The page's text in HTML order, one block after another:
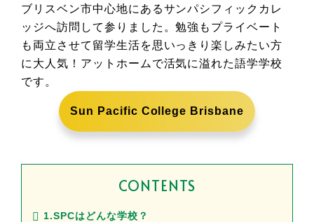
ブリスベン市中心地にあるサンパシフィックカレ
ッジへ訪問して参りました。勉強もプライベート
も両立させて留学生活を思いっきり楽しみたい方
に大人気！アットホームで活気に溢れた語学学校
です。
Sun Pacific College Brisbane
CONTENTS
1.SPCはどんな学校？